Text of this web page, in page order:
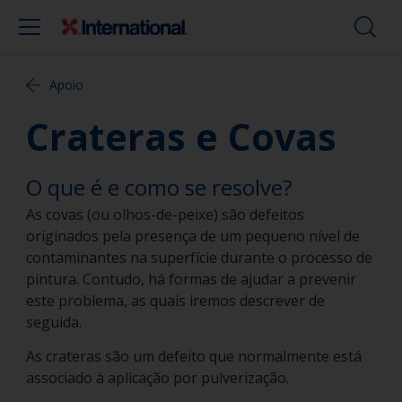
Apoio
Crateras e Covas
O que é e como se resolve?
As covas (ou olhos-de-peixe) são defeitos
originados pela presença de um pequeno nível de
contaminantes na superfície durante o processo de
pintura. Contudo, há formas de ajudar a prevenir
este problema, as quais iremos descrever de
seguida.
As crateras são um defeito que normalmente está
associado à aplicação por pulverização.